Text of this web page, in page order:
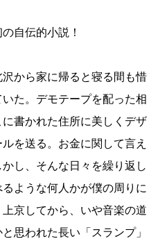
自伝的小説！
から家に帰ると寝る間も惜
た。デモテープを配った相
書かれた住所に美しくデザ
を送る。お金に関して言え
し、そんな日々を繰り返し
ような何人かが僕の周りに
京してから、いや音楽の道
思われた長い「スランプ」